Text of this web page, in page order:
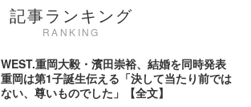
記事ランキング
RANKING
WEST.重岡大毅・濱田崇裕、結婚を同時発表
重岡は第1子誕生伝える「決して当たり前では
ない、尊いものでした」【全文】